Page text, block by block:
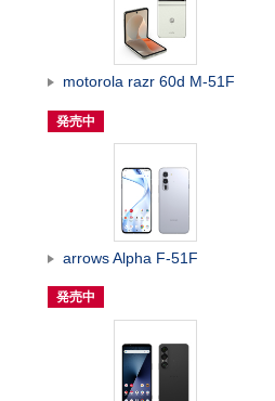
motorola razr 60d M-51F
発売中
arrows Alpha F-51F
発売中